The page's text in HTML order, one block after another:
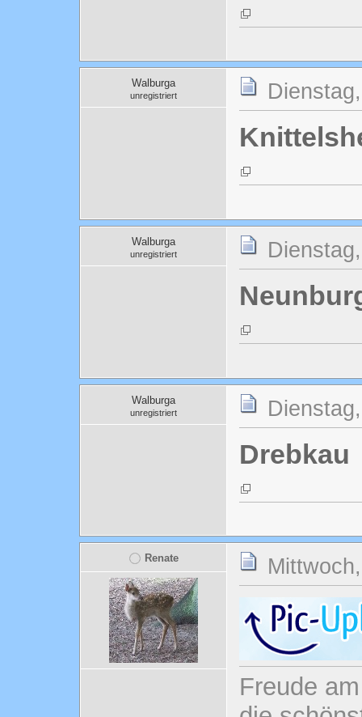
Walburga
unregistriert
Walburga
unregistriert
Walburga
unregistriert
Drebkau
Renate
Freude